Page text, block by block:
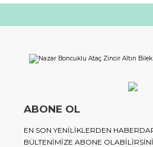
ABONE OL
EN SON YENILIKLERDEN
BÜLTENIMIZE ABONE